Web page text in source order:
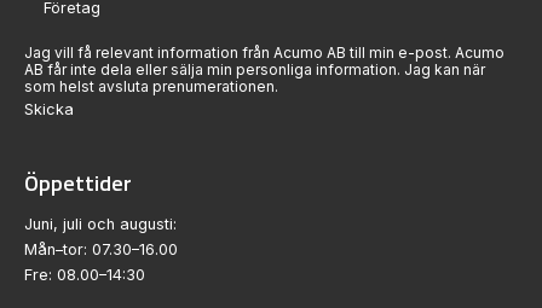
Jag vill få relevant information från Acumo AB till min e-post. Acumo
AB får inte dela eller sälja min personliga information. Jag kan när
som helst avsluta prenumerationen.
Skicka
Öppettider
Juni, juli och augusti:
Mån–tor: 07.30–16.00
Fre: 08.00–14:30